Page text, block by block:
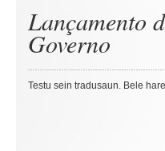
Lançamento
Governo
Testu sein tradusaun. Bele